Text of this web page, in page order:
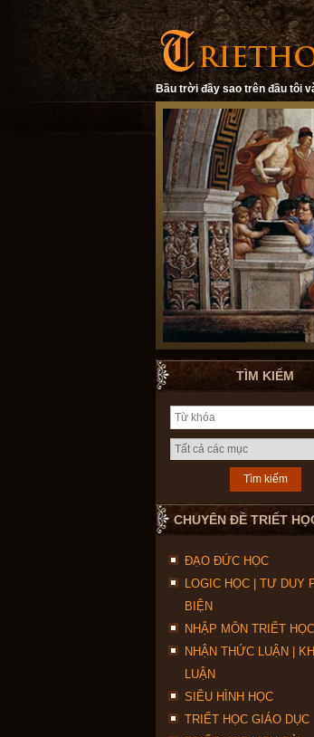
Bầu trời đầy sao trên đầu tôi
TÌM KIẾM
CHUYÊN ĐỀ TRIẾT
ĐẠO ĐỨC HỌC
LOGIC HỌC | TƯ DUY
BIỆN
NHẬP MÔN TRIẾT HỌC
NHẬN THỨC LUẬN |
LUẬN
SIÊU HÌNH HỌC
TRIẾT HỌC GIÁO DỤC